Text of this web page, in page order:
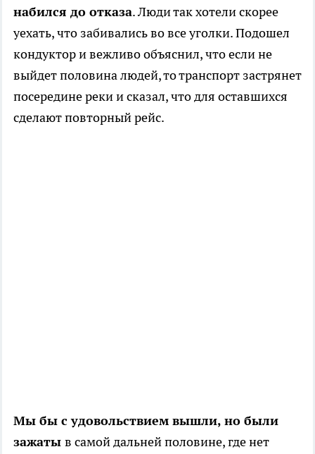
набился до отказа. Люди так хотели скорее
уехать, что забивались во все уголки. Подошел
кондуктор и вежливо объяснил, что если не
выйдет половина людей, то транспорт застрянет
посередине реки и сказал, что для оставшихся
сделают повторный рейс.
Мы бы с удовольствием вышли, но были
зажаты в самой дальней половине, где нет